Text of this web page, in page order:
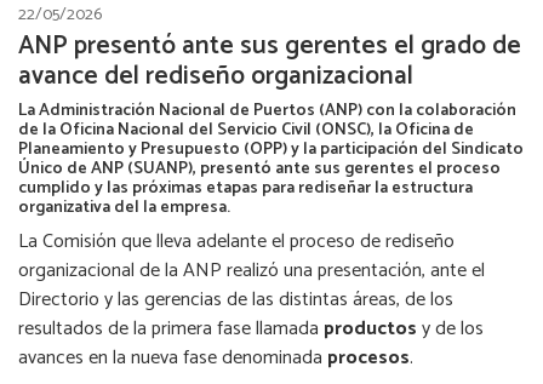
22/05/2026
ANP presentó ante sus gerentes el grado de
avance del rediseño organizacional
La Administración Nacional de Puertos (ANP) con la colaboración
de la Oficina Nacional del Servicio Civil (ONSC), la Oficina de
Planeamiento y Presupuesto (OPP) y la participación del Sindicato
Único de ANP (SUANP), presentó ante sus gerentes el proceso
cumplido y las próximas etapas para rediseñar la estructura
organizativa del la empresa.
La Comisión que lleva adelante el proceso de rediseño
organizacional de la ANP realizó una presentación, ante el
Directorio y las gerencias de las distintas áreas, de los
resultados de la primera fase llamada productosy de los
avances en la nueva fase denominada procesos.